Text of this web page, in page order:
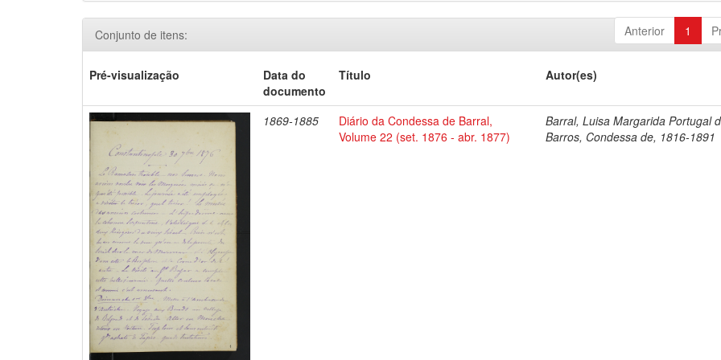
Anterior 1
Conjunto de itens:
Pré-visualização
Data do
documento
Título Autor(es)
1869-1885
Diário da Condessa de Barral,
Volume 22 (set. 1876 - abr. 1877)
Barral, Luisa Margarida Portugal
Barros, Condessa de, 1816-1891